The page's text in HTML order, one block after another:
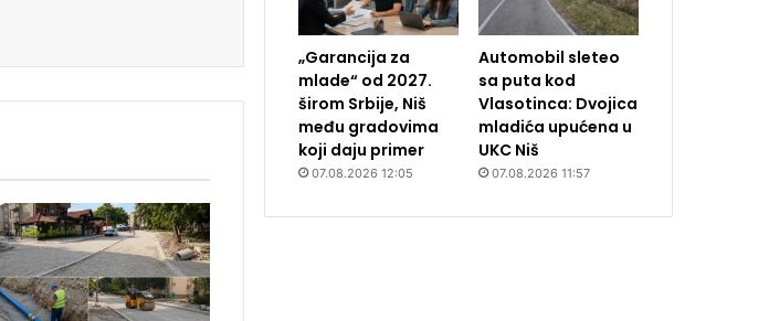
„Garancija za
mlade“ od 2027.
širom Srbije, Niš
među gradovima
koji daju primer
07.08.2026 12:05
Automobil sleteo
sa puta kod
Vlasotinca: Dvojica
mladića upućena u
UKC Niš
07.08.2026 11:57